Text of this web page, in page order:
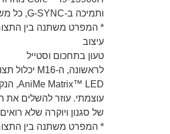
ותמיכה ב-G-SYNC, כל משחק פועל בביצועי שיא ללא מריחות. נועו בחופשיות כדי ליצור, להזרים ולשחק בכל מקום שבו המוד מגיע.
* המפרט משתנה בין
עיצוב
טעון בתחכום וסטייל
של סגנון ויוקרה שלא
* המפרט משתנה בין